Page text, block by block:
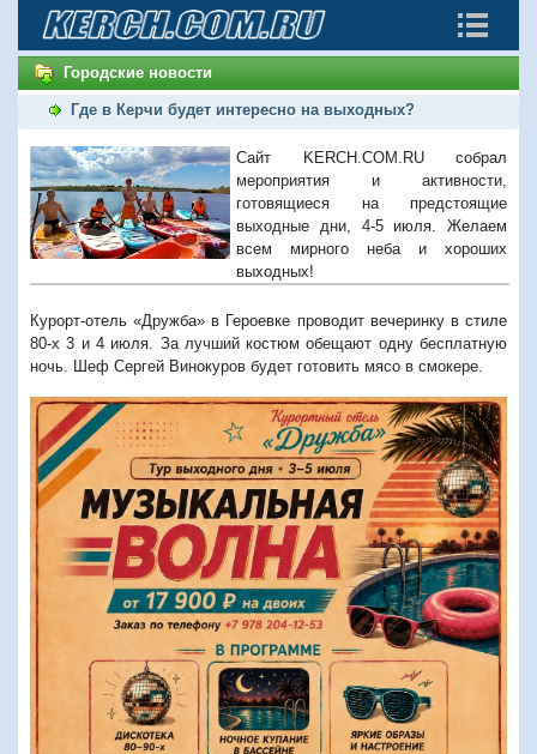
Городские новости
Где в Керчи будет интересно на выходных?
Сайт KERCH.COM.RU собрал
мероприятия и активности,
готовящиеся на предстоящие
выходные дни, 4-5 июля. Желаем
всем мирного неба и хороших
выходных!
Курорт-отель «Дружба» в Героевке проводит вечеринку в стиле
80-х 3 и 4 июля. За лучший костюм обещают одну бесплатную
ночь. Шеф Сергей Винокуров будет готовить мясо в смокере.